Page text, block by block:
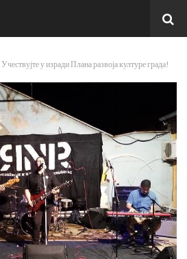
у изради Плана развоја културе града!